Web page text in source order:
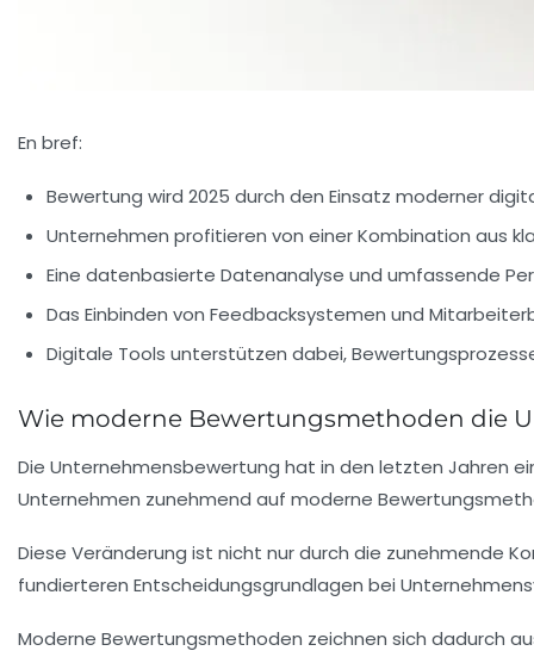
En bref:
Bewertung wird 2025 durch den Einsatz moderner
Unternehmen profitieren von einer Kombination aus
Eine datenbasierte Datenanalyse und umfassende
Das Einbinden von Feedbacksystemen und
Digitale Tools unterstützen dabei,
Wie moderne Bewertungsmethoden die
Die Unternehmensbewertung hat in den letzten Jahren
Unternehmen zunehmend auf moderne
Diese Veränderung ist nicht nur durch die zunehmende
fundierteren Entscheidungsgrundlagen bei
Moderne Bewertungsmethoden zeichnen sich dadurch